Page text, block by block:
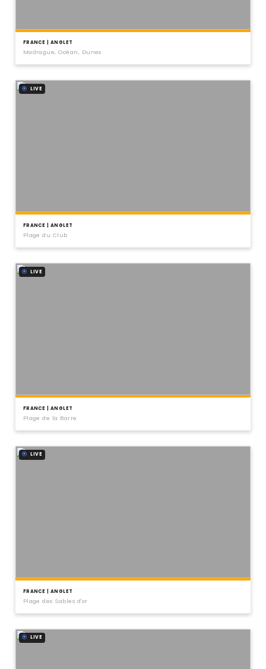
FRANCE | ANGLET
Madrague, Océan, Dunes
LIVE
FRANCE | ANGLET
Plage du Club
LIVE
FRANCE | ANGLET
Plage de la Barre
LIVE
FRANCE | ANGLET
Plage des Sables d'or
LIVE